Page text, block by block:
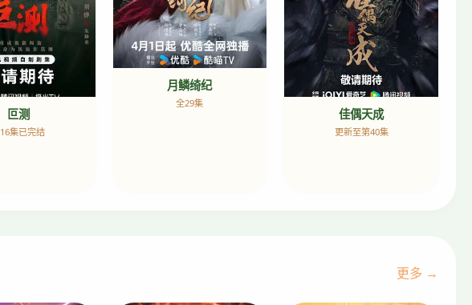
叵测
集已完结
月鳞绮纪
全29集
佳偶天成
更新至第40集
更多 →